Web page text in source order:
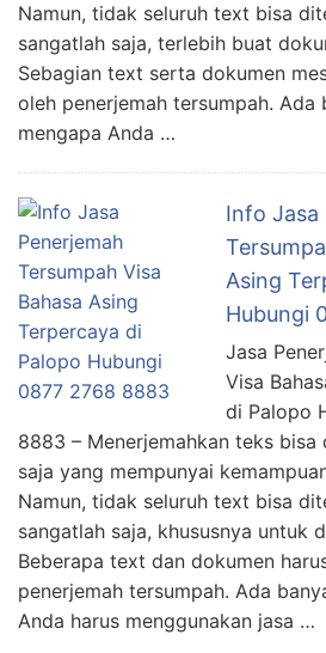
Namun, tidak seluruh text bisa
sangatlah saja, terlebih buat
Sebagian text serta dokumen
oleh penerjemah tersumpah. Ada
mengapa Anda …
Info Jasa
Asing
Hubungi
Jasa
Visa
di Palopo
8883 – Menerjemahkan teks bisa
saja yang mempunyai
Namun, tidak seluruh text bisa
sangatlah saja, khususnya untuk
Beberapa text dan dokumen
penerjemah tersumpah. Ada
Anda harus menggunakan jasa …